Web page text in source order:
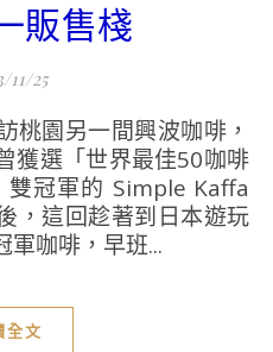
販售棧
11/25
獲選「世界最佳50咖啡
冠軍的 Simple Kaffa
，這回趁著到日本遊玩
軍咖啡，早班...
全文